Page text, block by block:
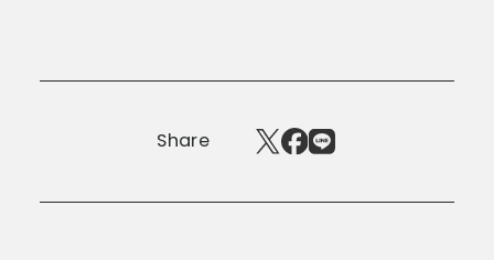
Share